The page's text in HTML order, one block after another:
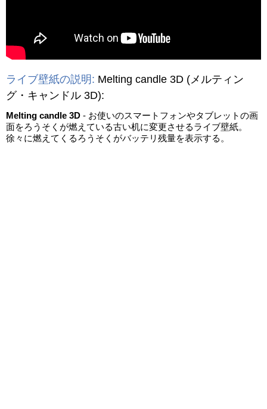
ライブ壁紙の説明: Melting candle 3D (メルティン
グ・キャンドル 3D):
Melting candle 3D - お使いのスマートフォンやタブレットの画
面をろうそくが燃えている古い机に変更させるライブ壁紙。
徐々に燃えてくるろうそくがバッテリ残量を表示する。